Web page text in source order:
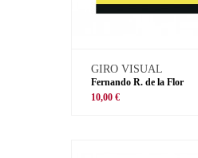
GIRO VISUAL
Fernando R. de la Flor
10,00 €